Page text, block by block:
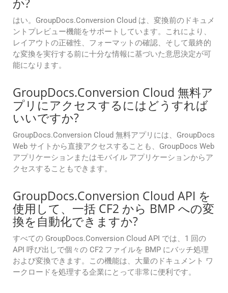
はい。GroupDocs.Conversion Cloud は、変換前のドキュメ
ントプレビュー機能をサポートしています。これにより、
レイアウトの正確性、フォーマットの確認、そして最終的
な変換を実行する前に十分な情報に基づいた意思決定が可
能になります。
GroupDocs.Conversion Cloud 無料ア
プリにアクセスするにはどうすれば
いいですか?
GroupDocs.Conversion Cloud 無料アプリには、GroupDocs
Web サイトから直接アクセスすることも、GroupDocs Web
アプリケーションまたはモバイル アプリケーションからア
クセスすることもできます。
GroupDocs.Conversion Cloud API を
使用して、一括 CF2 から BMP への変
換を自動化できますか?
すべての GroupDocs.Conversion Cloud API では、1 回の
API 呼び出しで個々の CF2 ファイルを BMP にバッチ処理
および変換できます。この機能は、大量のドキュメント ワ
ークロードを処理する企業にとって非常に便利です。